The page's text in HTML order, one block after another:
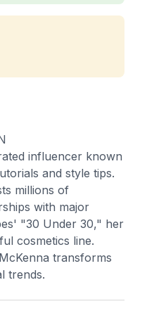
influencer known
and style tips.
millions of
with major
"30 Under 30," her
cosmetics line.
transforms
trends.